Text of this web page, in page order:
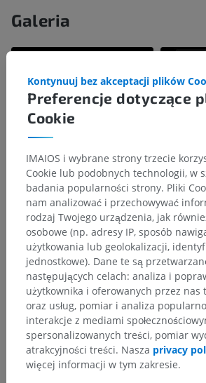
Galeria
Hierarchia anatomiczna
Preferencje dotyczące
Cookie
Kontynuuj bez akceptacji plików
IMAIOS i wybrane strony trzecie
Cookie lub podobnych technologii, w
badania popularności strony. Pliki
nam analizować i przechowywać
rodzaj Twojego urządzenia, jak
osobowe (np. adresy IP, sposób
użytkowania lub geolokalizacji,
jednostkowe). Dane te są
następujących celach: analiza i
użytkownika i oferowanych przez nas
oraz usług, pomiar i analiza
interakcje z mediami
spersonalizowanych treści, pomiar
atrakcyjności treści. Nasza privacy
więcej informacji w tym zakresie.